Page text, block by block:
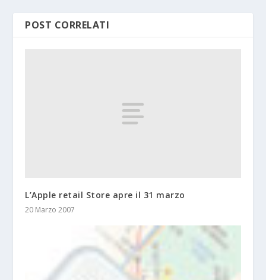
POST CORRELATI
L’Apple retail Store apre il 31 marzo
20 Marzo 2007